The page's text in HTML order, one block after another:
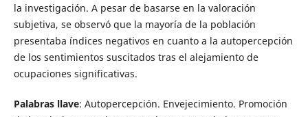
la investigación. A pesar de basarse en la valoración
subjetiva, se observó que la mayoría de la población
presentaba índices negativos en cuanto a la autopercepción
de los sentimientos suscitados tras el alejamiento de
ocupaciones significativas.
Palabras llave: Autopercepción. Envejecimiento. Promoción